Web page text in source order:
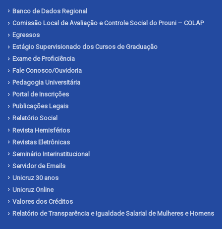
Banco de Dados Regional
Comissão Local de Avaliação e Controle Social do Prouni – COLAP
Egressos
Estágio Supervisionado dos Cursos de Graduação
Exame de Proficiência
Fale Conosco/Ouvidoria
Pedagogia Universitária
Portal de Inscrições
Publicações Legais
Relatório Social
Revista Hemisférios
Revistas Eletrônicas
Seminário Interinstitucional
Servidor de Emails
Unicruz 30 anos
Unicruz Online
Valores dos Créditos
Relatório de Transparência e Igualdade Salarial de Mulheres e Homens